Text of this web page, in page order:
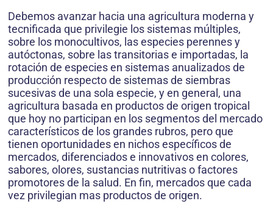
Debemos avanzar hacia una agricultura moderna y
tecnificada que privilegie los sistemas múltiples,
sobre los monocultivos, las especies perennes y
autóctonas, sobre las transitorias e importadas, la
rotación de especies en sistemas anualizados de
producción respecto de sistemas de siembras
sucesivas de una sola especie, y en general, una
agricultura basada en productos de origen tropical
que hoy no participan en los segmentos del mercado
característicos de los grandes rubros, pero que
tienen oportunidades en nichos específicos de
mercados, diferenciados e innovativos en colores,
sabores, olores, sustancias nutritivas o factores
promotores de la salud. En fin, mercados que cada
vez privilegian mas productos de origen.